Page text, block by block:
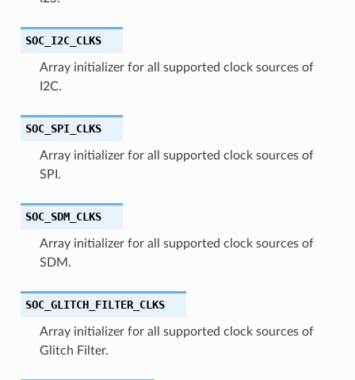
SOC_I2C_CLKS
Array initializer for all supported clock sources of
I2C.
SOC_SPI_CLKS
Array initializer for all supported clock sources of
SPI.
SOC_SDM_CLKS
Array initializer for all supported clock sources of
SDM.
SOC_GLITCH_FILTER_CLKS
Array initializer for all supported clock sources of
Glitch Filter.